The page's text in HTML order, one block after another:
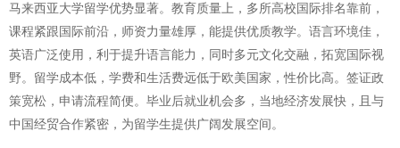
马来西亚大学留学优势显著。教育质量上，多所高校国际排名靠前，
课程紧跟国际前沿，师资力量雄厚，能提供优质教学。语言环境佳，
英语广泛使用，利于提升语言能力，同时多元文化交融，拓宽国际视
野。留学成本低，学费和生活费远低于欧美国家，性价比高。签证政
策宽松，申请流程简便。毕业后就业机会多，当地经济发展快，且与
中国经贸合作紧密，为留学生提供广阔发展空间。